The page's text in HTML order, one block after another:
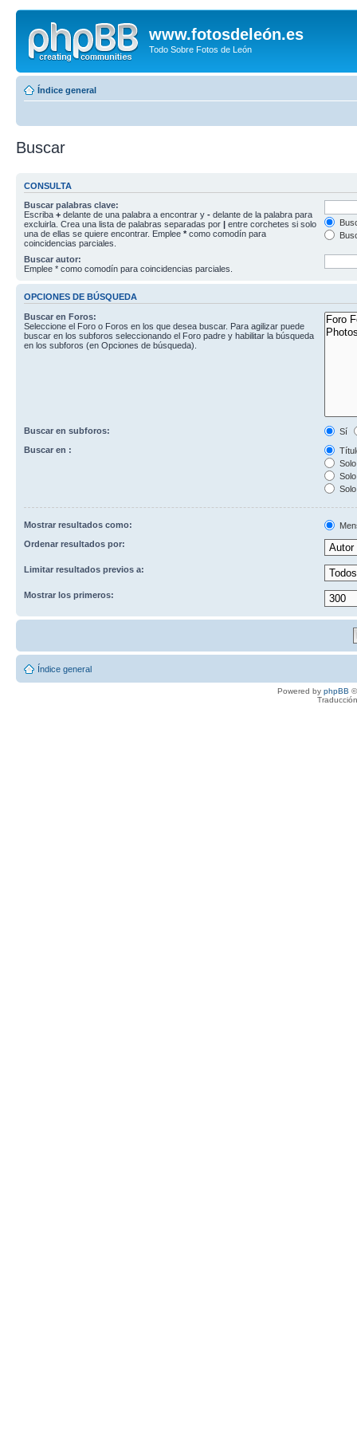
www.fotosdeleón.es
Todo Sobre Fotos de León
Índice general
Buscar
CONSULTA
Buscar palabras clave:
Escriba + delante de una palabra a encontrar y - delante de la palabra para
excluirla. Crea una lista de palabras separadas por | entre corchetes si solo
una de ellas se quiere encontrar. Emplee * como comodín para
coincidencias parciales.
Buscar autor:
Emplee * como comodín para coincidencias parciales.
OPCIONES DE BÚSQUEDA
Buscar en Foros:
Seleccione el Foro o Foros en los que desea buscar. Para agilizar puede
buscar en los subforos seleccionando el Foro padre y habilitar la búsqueda
en los subforos (en Opciones de búsqueda).
Buscar en subforos:
Sí
Buscar en :
Mostrar resultados como:
Ordenar resultados por:
Limitar resultados previos a:
Mostrar los primeros:
Índice general
Powered by phpBB